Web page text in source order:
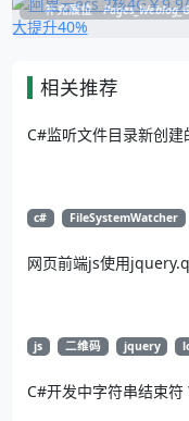
补充展位
相关推荐
C#监听文件目录新创
c# FileSystemWatcher
网页前端js使用
js 二维码 jquery
C#开发中字符串结束